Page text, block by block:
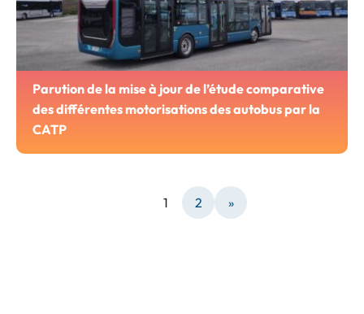
Parution de la mise à jour de l’étude comparative
des différentes motorisations des autobus par la
CATP
1 2 »